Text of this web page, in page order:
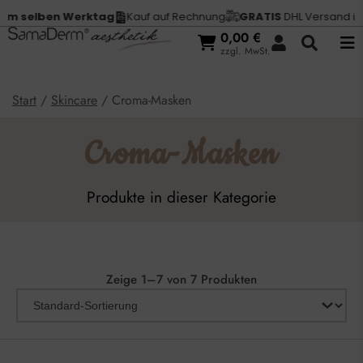
Werktag Kauf auf Rechnung GRATISDHL Versand in
0,00 €
zzgl. MwSt.
Start / Skincare / Croma-Masken
Croma-Masken
Produkte in dieser Kategorie
Zeige 1–7 von 7 Produkten